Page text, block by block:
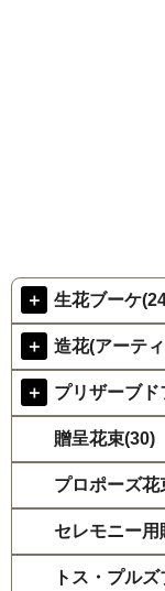
＋ 生花ブーケ
＋ 造花(アーテ
＋ プリザーブ
贈呈花束(30)
プロポーズ花
セレモニー用
トス・プル